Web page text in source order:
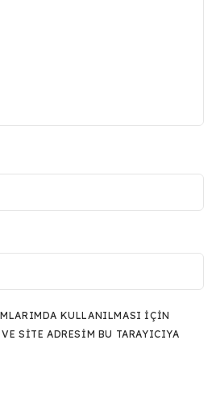
KULLANILMASI IÇIN
SITE ADRESIM BU TARAYICIYA